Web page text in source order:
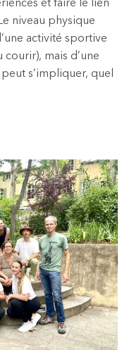
et faire le lien
niveau physique
activité sportive
mais d’une
s’impliquer, quel